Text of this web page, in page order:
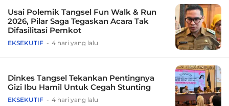
Usai Polemik Tangsel Fun Walk & Run
2026, Pilar Saga Tegaskan Acara Tak
Difasilitasi Pemkot
EKSEKUTIF 4 hari yang lalu
Dinkes Tangsel Tekankan Pentingnya
Gizi Ibu Hamil Untuk Cegah Stunting
EKSEKUTIF 4 hari yang lalu